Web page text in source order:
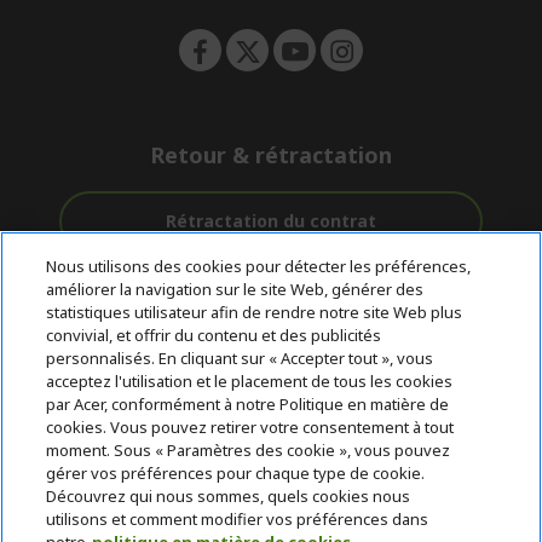
Retour & rétractation
Rétractation du contrat
Livraison
gratuite
Accompagnement
avant et après-
vente
Paiement
Sécurisé
© 2026 Acer Inc.
CPYou BV est le revendeur et marchand agréé pour les produits et
services proposés au sein de ce magasin.
Nous utilisons des cookies pour détecter les préférences,
améliorer la navigation sur le site Web, générer des
statistiques utilisateur afin de rendre notre site Web plus
convivial, et offrir du contenu et des publicités
personnalisés. En cliquant sur « Accepter tout », vous
acceptez l'utilisation et le placement de tous les cookies
par Acer, conformément à notre Politique en matière de
cookies. Vous pouvez retirer votre consentement à tout
moment. Sous « Paramètres des cookie », vous pouvez
gérer vos préférences pour chaque type de cookie.
Découvrez qui nous sommes, quels cookies nous
utilisons et comment modifier vos préférences dans